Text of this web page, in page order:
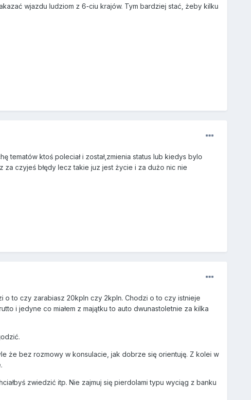
wjazdu ludziom z 6-ciu krajów. Tym bardziej stać, żeby kilku
tematów ktoś poleciał i został,zmienia status lub kiedys bylo
czyjeś błędy lecz takie juz jest życie i za dużo nic nie
o to czy zarabiasz 20kpln czy 2kpln. Chodzi o to czy istnieje
i jedyne co miałem z majątku to auto dwunastoletnie za kilka
że bez rozmowy w konsulacie, jak dobrze się orientuję. Z kolei w
zwiedzić itp. Nie zajmuj się pierdolami typu wyciąg z banku